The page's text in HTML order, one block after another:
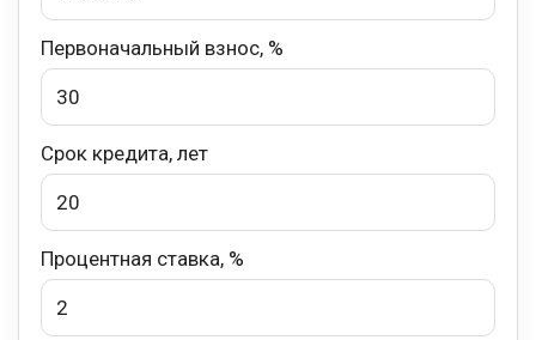
Первоначальный взнос, %
Срок кредита, лет
Процентная ставка, %